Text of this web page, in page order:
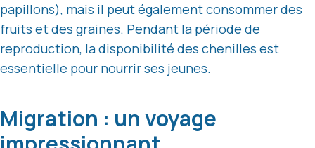
papillons), mais il peut également consommer des
fruits et des graines. Pendant la période de
reproduction, la disponibilité des chenilles est
essentielle pour nourrir ses jeunes.
Migration : un voyage